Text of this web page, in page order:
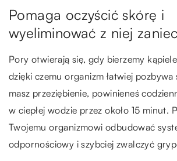
Pomaga oczyścić skórę i
wyeliminować z niej
Pory otwierają się, gdy bierzemy
dzięki czemu organizm łatwiej
masz przeziębienie, powinieneś
w ciepłej wodzie przez około 15 minut.
Twojemu organizmowi odbudować
odpornościowy i szybciej zwalczyć